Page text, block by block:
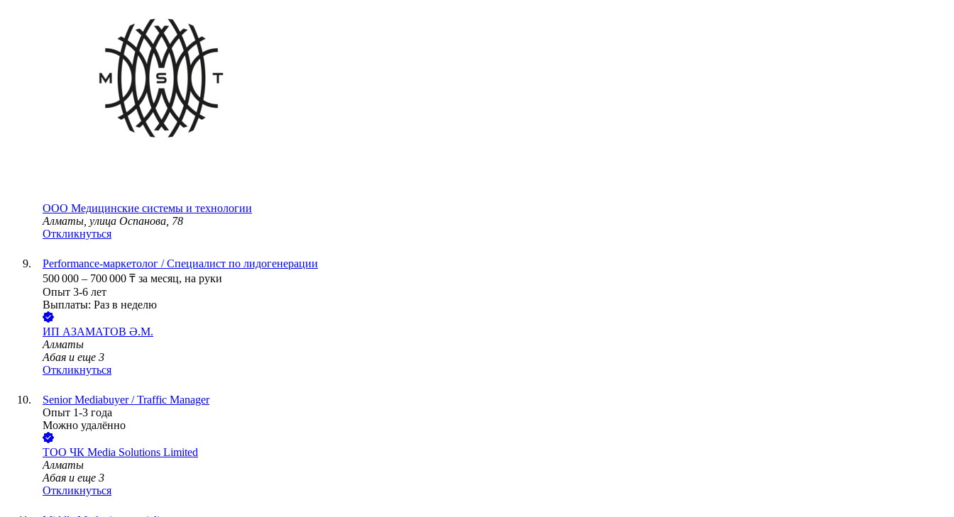
ООО Медицинские системы и технологии
Алматы, улица Оспанова, 78
Откликнуться
Performance-маркетолог / Специалист по лидогенерации
500 000 – 700 000 ₸ за месяц, на руки
Опыт 3-6 лет
Выплаты: Раз в неделю
ИП АЗАМАТОВ Ә.М.
Алматы
Абая и еще 3
Откликнуться
Senior Mediabuyer / Traffic Manager
Опыт 1-3 года
Можно удалённо
ТОО ЧК Media Solutions Limited
Алматы
Абая и еще 3
Откликнуться